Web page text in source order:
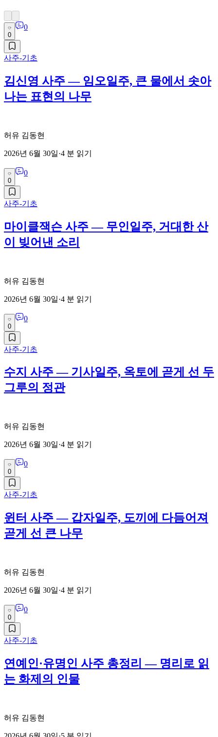
0
0
사주-기초
김신영 사주 — 임오일주, 큰 물에서 솟아
나는 표현의 나무
허유 김동현
2026년 6월 30일·4 분 읽기
0
0
사주-기초
마이클잭슨 사주 — 무인일주, 거대한 산
이 빚어낸 소리
허유 김동현
2026년 6월 30일·4 분 읽기
0
0
사주-기초
수지 사주 — 기사일주, 옥토에 곧게 선 두
그루의 정관
허유 김동현
2026년 6월 30일·4 분 읽기
0
0
사주-기초
윈터 사주 — 갑자일주, 도끼에 다듬어져
곧게 선 큰 나무
허유 김동현
2026년 6월 30일·4 분 읽기
0
0
사주-기초
연예인·유명인 사주 총정리 — 명리로 읽
는 화제의 인물
허유 김동현